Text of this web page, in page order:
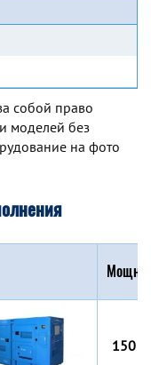
собой право
моделей без
на фото
150